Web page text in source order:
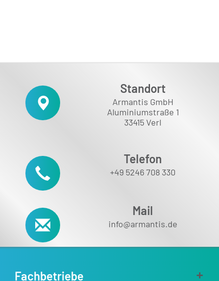
Standort
Armantis GmbH
Aluminiumstraße 1
33415 Verl
Telefon
+49 5246 708 330
Mail
info@armantis.de
Fachbetriebe